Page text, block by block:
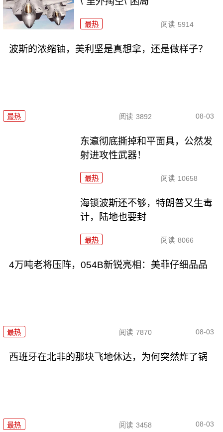
最热 阅读 5914
波斯的浓缩铀，美利坚是真想拿，还是做样子？
最热 阅读 3892 08-03
东瀛彻底撕掉和平面具，公然发
射进攻性武器！
最热 阅读 10658
海锁波斯还不够，特朗普又生毒
计，陆地也要封
最热 阅读 8066
4万吨老将压阵，054B新锐亮相：美菲仔细品品
最热 阅读 7870 08-03
西班牙在北非的那块飞地休达，为何突然炸了锅
最热 阅读 3458 08-03